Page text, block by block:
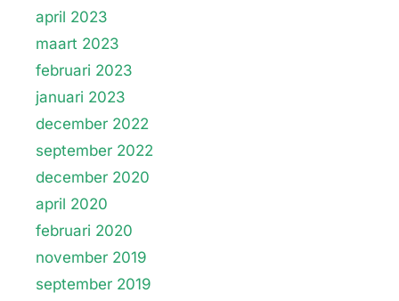
april 2023
maart 2023
februari 2023
januari 2023
december 2022
september 2022
december 2020
april 2020
februari 2020
november 2019
september 2019